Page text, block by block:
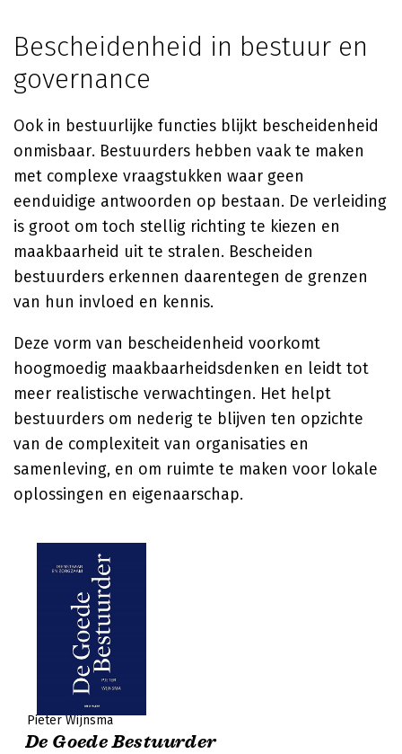
Bescheidenheid in bestuur en
governance
Ook in bestuurlijke functies blijkt bescheidenheid
onmisbaar. Bestuurders hebben vaak te maken
met complexe vraagstukken waar geen
eenduidige antwoorden op bestaan. De verleiding
is groot om toch stellig richting te kiezen en
maakbaarheid uit te stralen. Bescheiden
bestuurders erkennen daarentegen de grenzen
van hun invloed en kennis.
Deze vorm van bescheidenheid voorkomt
hoogmoedig maakbaarheidsdenken en leidt tot
meer realistische verwachtingen. Het helpt
bestuurders om nederig te blijven ten opzichte
van de complexiteit van organisaties en
samenleving, en om ruimte te maken voor lokale
oplossingen en eigenaarschap.
Pieter Wijnsma
De Goede Bestuurder